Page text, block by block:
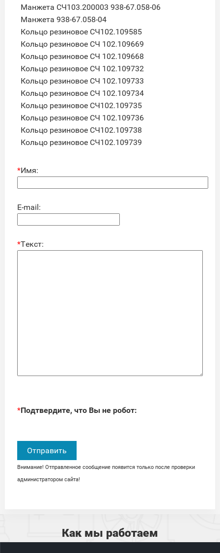
Манжета СЧ103.200003 938-67.058-06
Манжета 938-67.058-04
Кольцо резиновое СЧ102.109585
Кольцо резиновое СЧ 102.109669
Кольцо резиновое СЧ 102.109668
Кольцо резиновое СЧ 102.109732
Кольцо резиновое СЧ 102.109733
Кольцо резиновое СЧ 102.109734
Кольцо резиновое СЧ102.109735
Кольцо резиновое СЧ 102.109736
Кольцо резиновое СЧ102.109738
Кольцо резиновое СЧ102.109739
*Имя:
E-mail:
*Текст:
*Подтвердите, что Вы не робот:
Внимание! Отправленное сообщение появится только после проверки
администратором сайта!
Как мы работаем